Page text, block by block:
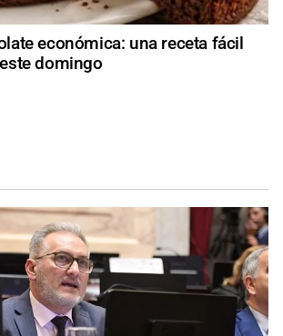
económica: una receta fácil
domingo